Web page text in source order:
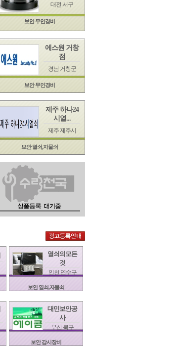
대전 서구
보안 무인경비
에스원 거창
점
경남 거창군
보안 무인경비
제주 하나24
시열...
제주 제주시
보안 열쇠,자물쇠
열쇠의모든
것
인천 연수구
보안 열쇠,자물쇠
대민보안공
사
부산 북구
보안 감시장비